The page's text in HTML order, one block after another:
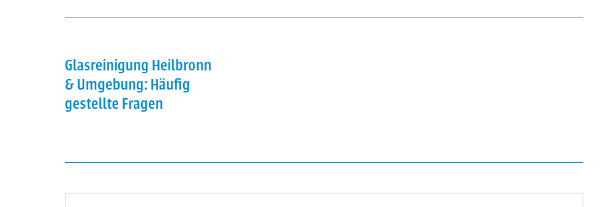
Glasreinigung Heilbronn
& Umgebung:Häufig
gestellte Fragen